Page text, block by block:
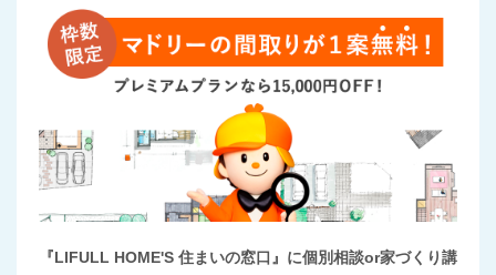
『LIFULL HOME'S 住まいの窓口』に個別相談or家づくり講